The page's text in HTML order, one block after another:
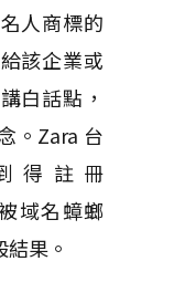
人商標的
該企業或
白話點，
。Zara 台
得註冊
域名蟑螂
果。